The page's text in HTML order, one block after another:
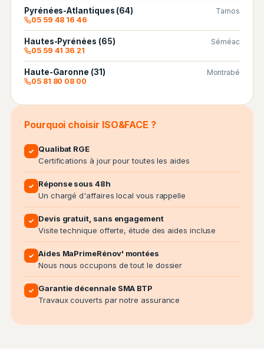
Pyrénées-Atlantiques (64)
Tarnos
05 59 48 16 46
Hautes-Pyrénées (65)
Séméac
05 59 41 36 21
Haute-Garonne (31)
Montrabé
05 81 80 08 00
Pourquoi choisir ISO&FACE ?
✓
Qualibat RGE
Certifications à jour pour toutes les aides
✓
Réponse sous 48h
Un chargé d'affaires local vous rappelle
✓
Devis gratuit, sans engagement
Visite technique offerte, étude des aides incluse
✓ Aides MaPrimeRénov' montées
Nous nous occupons de tout le dossier
✓
Garantie décennale SMA BTP
Travaux couverts par notre assurance